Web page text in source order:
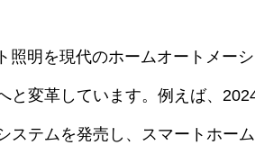
明を現代のホームオートメー
と変革しています。例えば、
ステムを発売し、スマートホー